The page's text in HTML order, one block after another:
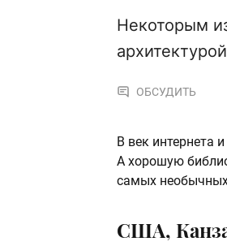
Некоторым
архитектурой
ОБСУДИТЬ
В век интернета
А хорошую
самых
США,